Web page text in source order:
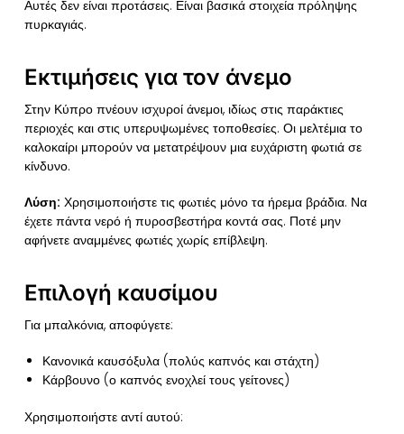
Αυτές δεν είναι προτάσεις. Είναι βασικά στοιχεία πρόληψης
πυρκαγιάς.
Εκτιμήσεις για τον άνεμο
Στην Κύπρο πνέουν ισχυροί άνεμοι, ιδίως στις παράκτιες
περιοχές και στις υπερυψωμένες τοποθεσίες. Οι μελτέμια το
καλοκαίρι μπορούν να μετατρέψουν μια ευχάριστη φωτιά σε
κίνδυνο.
Λύση: Χρησιμοποιήστε τις φωτιές μόνο τα ήρεμα βράδια. Να
έχετε πάντα νερό ή πυροσβεστήρα κοντά σας. Ποτέ μην
αφήνετε αναμμένες φωτιές χωρίς επίβλεψη.
Επιλογή καυσίμου
Για μπαλκόνια, αποφύγετε:
Κανονικά καυσόξυλα (πολύς καπνός και στάχτη)
Κάρβουνο (ο καπνός ενοχλεί τους γείτονες)
Χρησιμοποιήστε αντί αυτού: